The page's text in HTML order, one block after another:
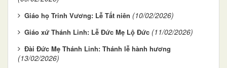
Giáo họ Trinh Vương: Lễ Tất niên (10/02/2026)
Giáo xứ Thánh Linh: Lễ Đức Mẹ Lộ Đức (11/02/2026)
Đài Đức Mẹ Thánh Linh: Thánh lễ hành hương
(13/02/2026)